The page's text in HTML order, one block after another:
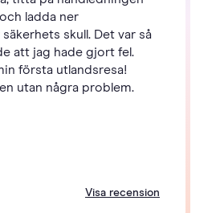
ladda ner
skull. Det var så
att jag hade gjort fel.
första utlandsresa!
utan några problem.
Visa recension